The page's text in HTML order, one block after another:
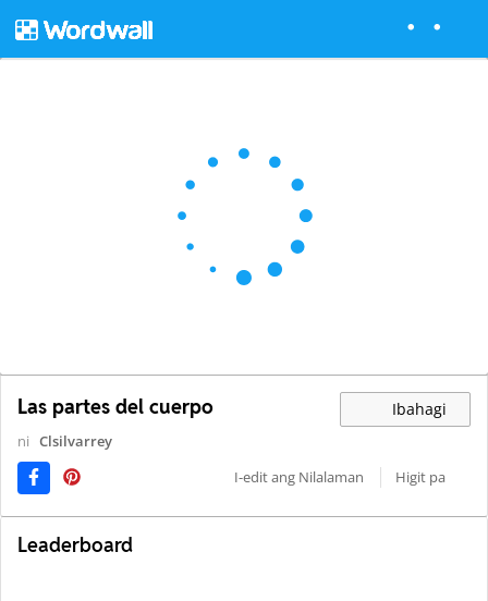
Las partes del cuerpo Ibahagi
ni Clsilvarrey
I-edit ang Nilalaman
Higit pa
Leaderboard